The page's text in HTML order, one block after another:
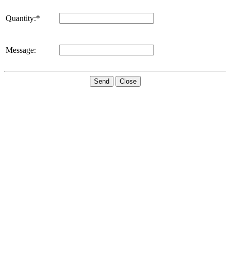
Quantity:*
Message:
Send Close